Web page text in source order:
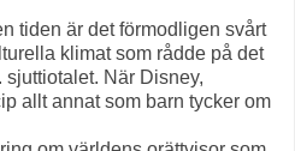
tiden är det förmodligen svårt
klimat som rådde på det
sjuttiotalet. När Disney,
allt annat som barn tycker om